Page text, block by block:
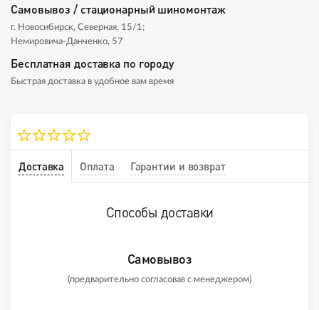
Самовывоз / стационарный шиномонтаж
г. Новосибирск, Северная, 15/1;
Немировича-Данченко, 57
Бесплатная доставка по городу
Быстрая доставка в удобное вам время
Доставка Оплата Гарантии и возврат
Способы доставки
Самовывоз
(предварительно согласовав с менеджером)